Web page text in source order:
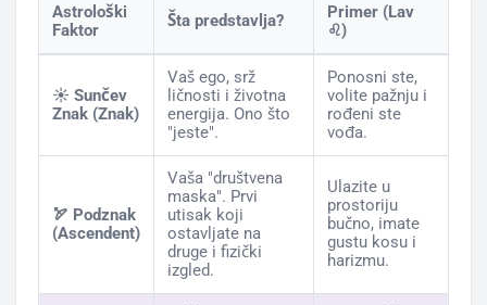
Astrološki
Faktor
Šta predstavlja?
Primer (Lav
♌)
☀️ Sunčev
Znak (Znak)
Vaš ego, srž
ličnosti i životna
energija. Ono što
"jeste".
Ponosni ste,
volite pažnju i
rođeni ste
vođa.
🏹 Podznak
(Ascendent)
Vaša "društvena
maska". Prvi
utisak koji
ostavljate na
druge i fizički
izgled.
Ulazite u
prostoriju
bučno, imate
gustu kosu i
harizmu.